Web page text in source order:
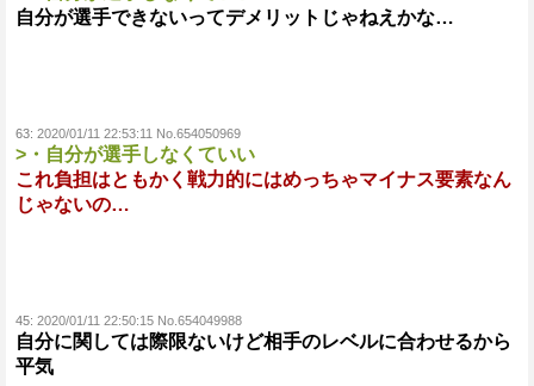
自分が選手できないってデメリットじゃねえかな…
63: 2020/01/11 22:53:11 No.654050969
>・自分が選手しなくていい
これ負担はともかく戦力的にはめっちゃマイナス要素なん
じゃないの…
45: 2020/01/11 22:50:15 No.654049988
自分に関しては際限ないけど相手のレベルに合わせるから
平気